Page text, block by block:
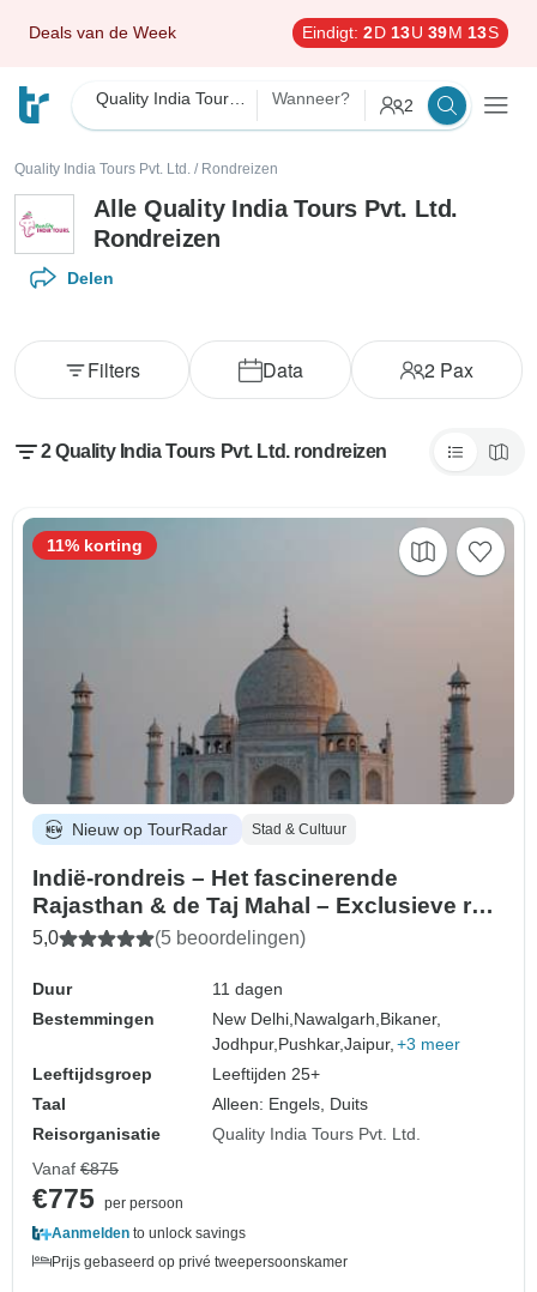
Deals van de Week Eindigt: 2D 13U 39M 13S
Wanneer? 2
Quality India Tours Pvt. Ltd. / Rondreizen
Alle Quality India Tours Pvt. Ltd.
Rondreizen
Delen
Data 2 Pax
Filters
2 Quality India Tours Pvt. Ltd. rondreizen
Nieuw op TourRadar Stad & Cultuur
Indië-rondreis – Het fascinerende
Rajasthan & de Taj Mahal – Exclusieve reis
in kleine groepen – Duitstalige reisleider |
| Heritage Hotels | Halfpension
5,0 (5 beoordelingen)
Duur
11 dagen
Bestemmingen
New Delhi, Nawalgarh, Bikaner,
Jodhpur, Pushkar,Jaipur, +3 meer
Leeftijdsgroep
Leeftijden 25+
Taal
Alleen: Engels, Duits
Reisorganisatie
Quality India Tours Pvt. Ltd.
11% korting
Vanaf €875
€775 per persoon
Aanmelden to unlock savings
Prijs gebaseerd op privé tweepersoonskamer